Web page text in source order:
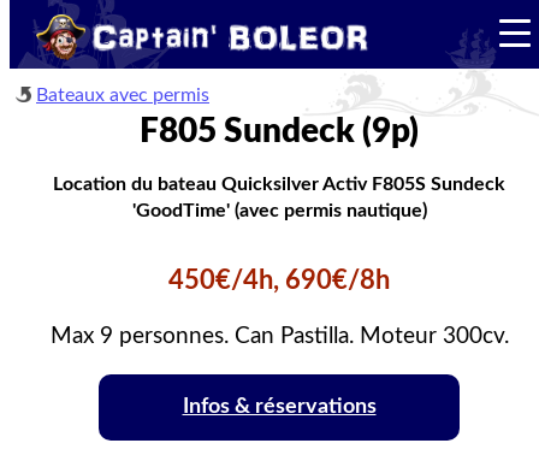
Bateaux avec permis
F805 Sundeck (9p)
Location du bateau Quicksilver Activ F805S Sundeck
'GoodTime' (avec permis nautique)
450€/4h, 690€/8h
Max 9 personnes. Can Pastilla. Moteur 300cv.
Infos & réservations